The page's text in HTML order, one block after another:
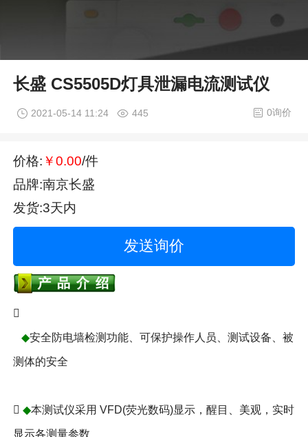
长盛 CS5505D灯具泄漏电流测试仪
2021-05-14 11:24 445 0询价
价格: ￥0.00/件
品牌:南京长盛
发货:3天内
发送询价

◆安全防电墙检测功能、可保护操作人员、测试设备、被
测体的安全
◆本测试仪采用 VFD(荧光数码)显示，醒目、美观，实时
显示各测量参数